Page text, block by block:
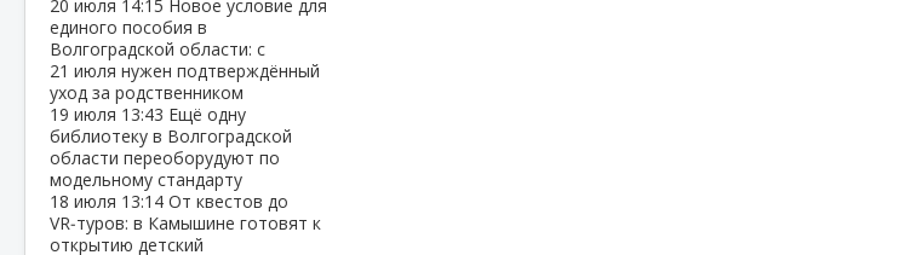
20 июля 14:15 Новое условие для
единого пособия в
Волгоградской области: с
21 июля нужен подтверждённый
уход за родственником
19 июля 13:43 Ещё одну
библиотеку в Волгоградской
области переоборудуют по
модельному стандарту
18 июля 13:14 От квестов до
VR‑туров: в Камышине готовят к
открытию детский